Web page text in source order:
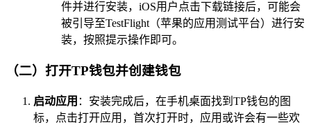
件并进行安装，iOS用户点击下载链接后，可能会
被引导至TestFlight（苹果的应用测试平台）进行安
装，按照提示操作即可。
（二）打开TP钱包并创建钱包
启动应用 ：安装完成后，在手机桌面找到TP钱包的图
标，点击打开应用，首次打开时，应用或许会有一些欢